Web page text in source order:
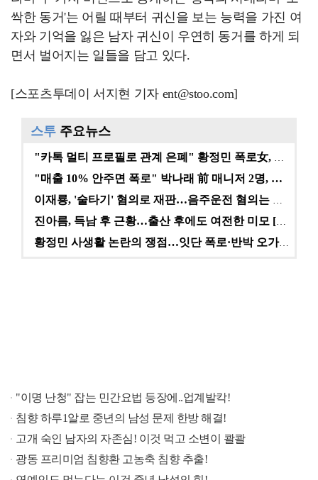
싹한 동거'는 어릴 때부터 귀신을 보는 능력을 가진 여
자와 기억을 잃은 남자 귀신이 우연히 동거를 하게 되
면서 벌어지는 일들을 담고 있다.
[스포츠투데이 서지현 기자 ent@stoo.com]
스투 주요뉴스
"카톡 멀티 프로필로 관계 은폐" 황정민 폭로女, 문자…
"매출 10% 안주면 폭로" 박나래 前 매니저 2명, …
이재룡, '술타기' 혐의로 재판…음주운전 혐의는 미적용…
진아름, 득남 후 근황…출산 후에도 여전한 미모 [스타…
황정민 사생활 논란의 쟁점…잇단 폭로·반박 오가는 소모…